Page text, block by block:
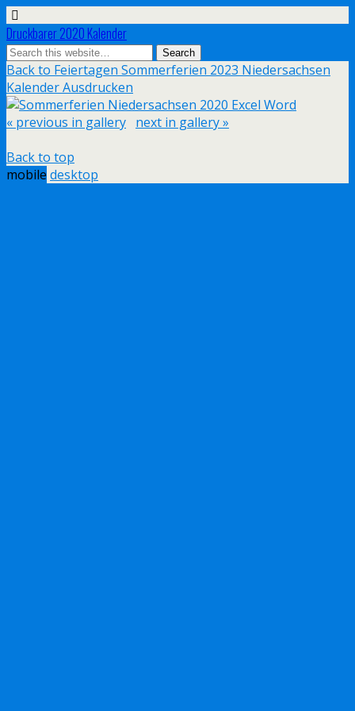
Druckbarer 2020 Kalender
Back to Feiertagen Sommerferien 2023 Niedersachsen
Kalender Ausdrucken
« previous in gallery next in gallery »
Back to top
mobile desktop